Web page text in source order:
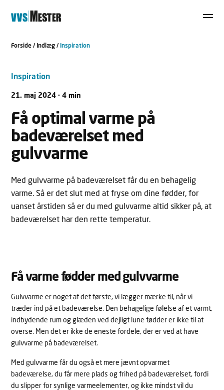
Forside /Indlæg /Inspiration
Inspiration
21. maj 2024 · 4 min
Få optimal varme på
badeværelset med
gulvvarme
Med gulvvarme på badeværelset får du en behagelig
varme. Så er det slut med at fryse om dine fødder, for
uanset årstiden så er du med gulvvarme altid sikker på, at
badeværelset har den rette temperatur.
Få varme fødder med gulvvarme
Gulvvarme er noget af det første, vi lægger mærke til, når vi
træder ind på et badeværelse. Den behagelige følelse af et varmt,
indbydende rum og glæden ved dejligt lune fødder er ikke til at
overse. Men det er ikke de eneste fordele, der er ved at have
gulvvarme på badeværelset.
Med gulvvarme får du også et mere jævnt opvarmet
badeværelse, du får mere plads og frihed på badeværelset, fordi
du slipper for synlige varmeelementer, og ikke mindst vil du